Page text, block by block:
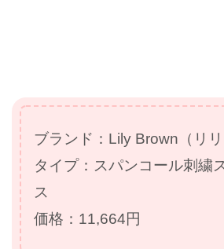
ブランド：Lily Brown（リリ
タイプ：スパンコール刺繍
ス
価格：11,664円